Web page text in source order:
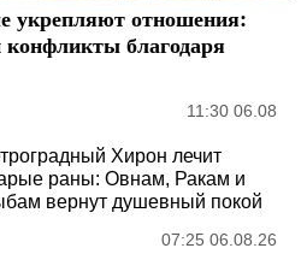
укрепляют отношения:
благодаря
11:30 06.08
Хирон лечит
раны: Овнам, Ракам и
вернут душевный покой
07:25 06.08.26